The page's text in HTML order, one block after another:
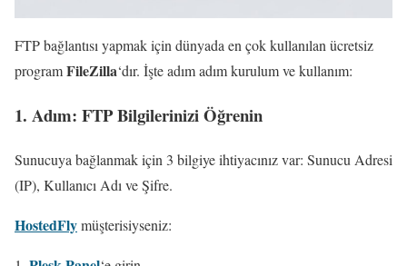
FTP bağlantısı yapmak için dünyada en çok kullanılan ücretsiz
programFileZilla‘dır. İşte adım adım kurulum ve kullanım:
1. Adım: FTP Bilgilerinizi Öğrenin
Sunucuya bağlanmak için 3 bilgiye ihtiyacınız var: Sunucu Adresi
(IP), Kullanıcı Adı ve Şifre.
HostedFlymüşterisiyseniz: